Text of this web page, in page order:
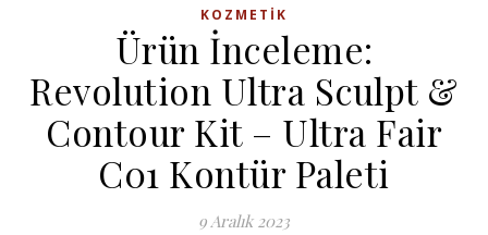
KOZMETIK
Ürün İnceleme:
Revolution Ultra Sculpt &
Contour Kit – Ultra Fair
C01 Kontür Paleti
9 Aralık 2023